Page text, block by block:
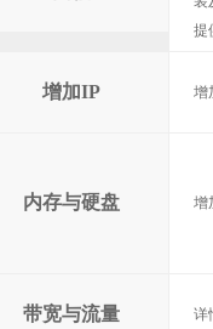
提
增加IP 增
内存与硬盘 增
带宽与流量 详